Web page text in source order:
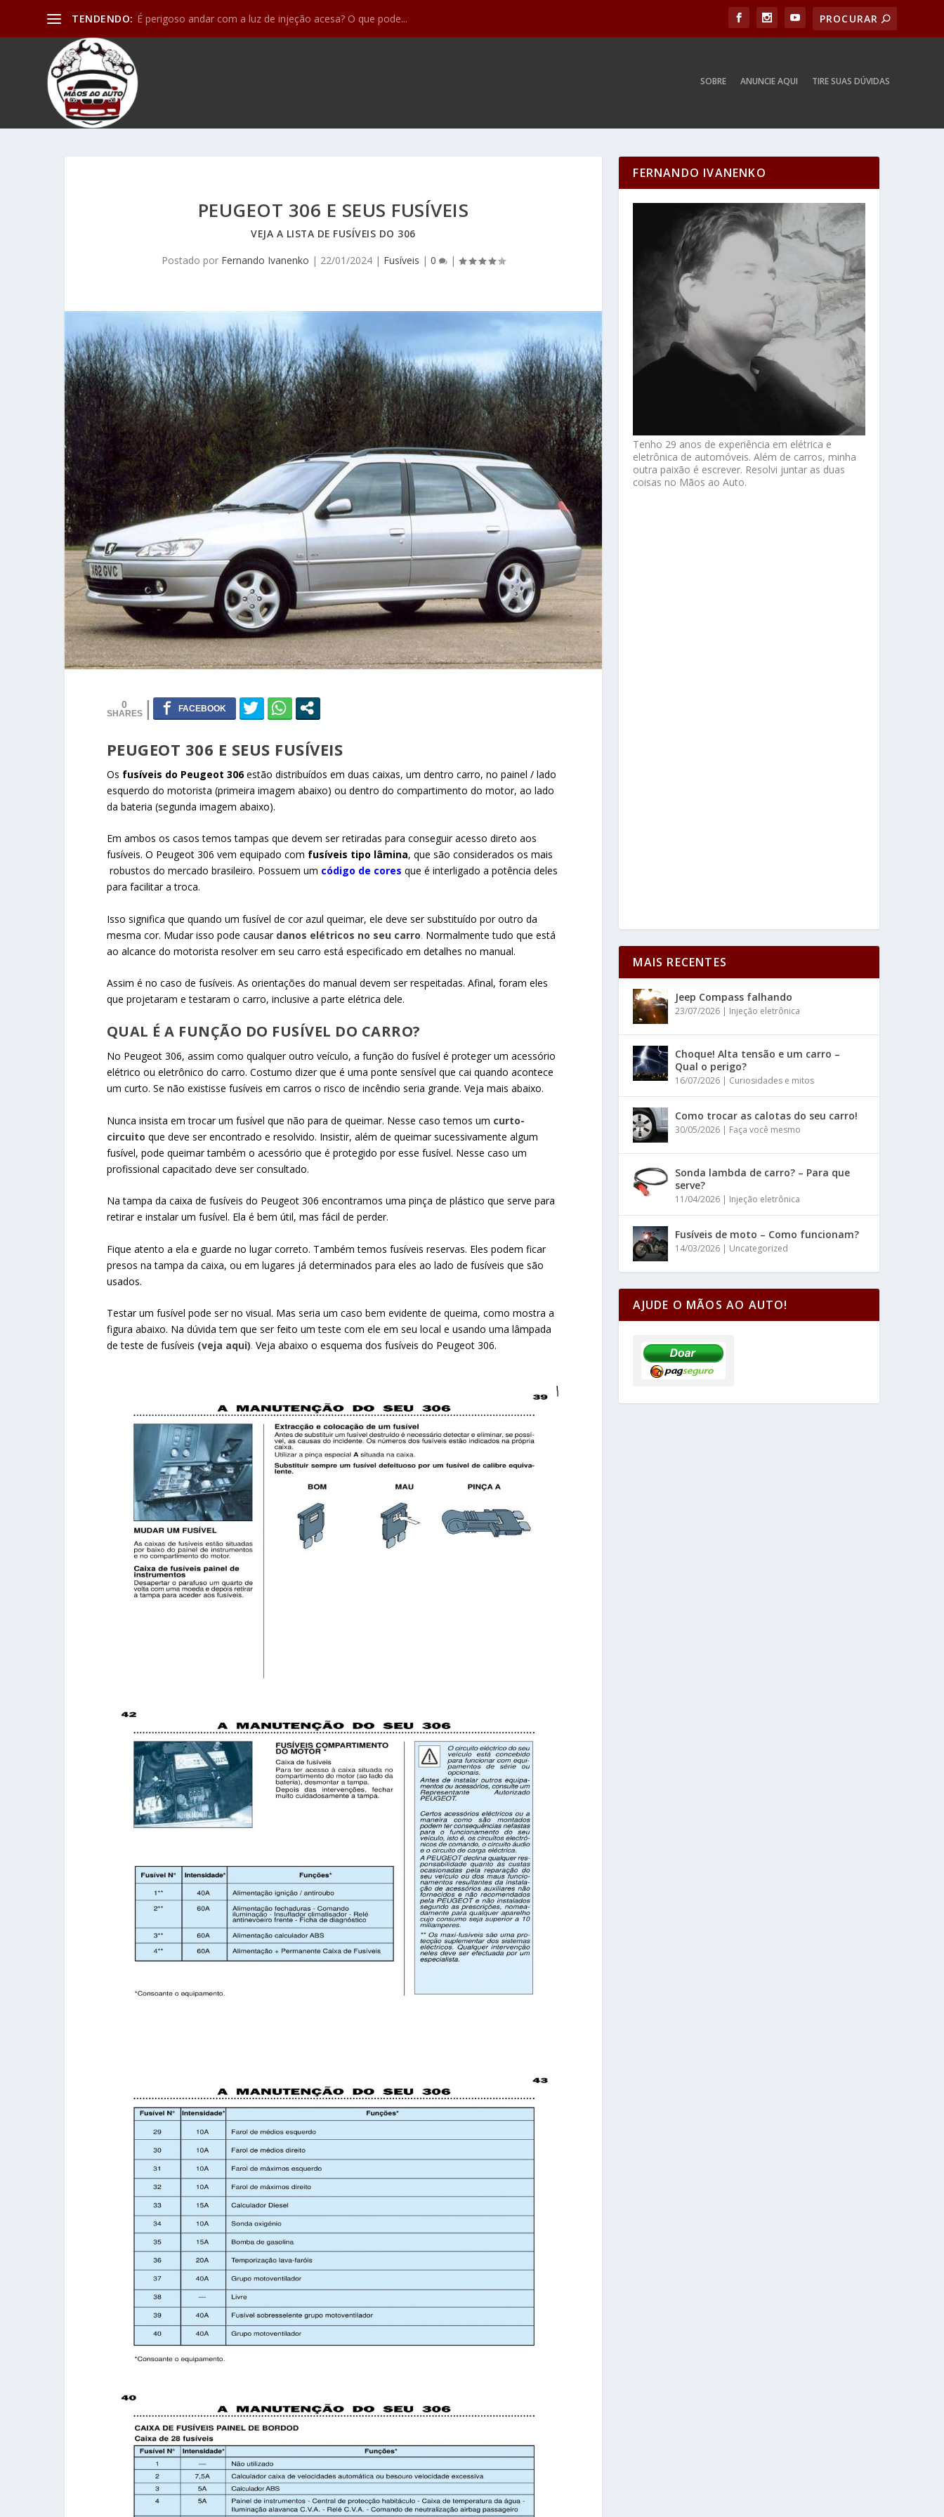
TENDENDO: Motor de partida (ou arranque) e os defeitos mais comun...
SOBRE ANUNCIE AQUI TIRE SUAS DÚVIDAS
PEUGEOT 306 E SEUS FUSÍVEIS
VEJA A LISTA DE FUSÍVEIS DO 306
Postado por Fernando Ivanenko | 22/01/2024| Fusíveis | 0 |
0
PEUGEOT 306 E SEUS FUSÍVEIS
Os fusíveis do Peugeot 306estão distribuídos em duas caixas, um dentro carro, no painel / lado
esquerdo do motorista (primeira imagem abaixo) ou dentro do compartimento do motor, ao lado
da bateria (segunda imagem abaixo).
Em ambos os casos temos tampas que devem ser retiradas para conseguir acesso direto aos
fusíveis. O Peugeot 306 vem equipado com fusíveis tipo lâmina, que são considerados os mais
robustos do mercado brasileiro. Possuem um código de cores que é interligado a potência deles
para facilitar a troca.
Isso significa que quando um fusível de cor azul queimar, ele deve ser substituído por outro da
mesma cor. Mudar isso pode causardanos elétricos no seu carro. Normalmente tudo que está
ao alcance do motorista resolver em seu carro está especificado em detalhes no manual.
Assim é no caso de fusíveis. As orientações do manual devem ser respeitadas. Afinal, foram eles
que projetaram e testaram o carro, inclusive a parte elétrica dele.
QUAL É A FUNÇÃO DO FUSÍVEL DO CARRO?
No Peugeot 306, assim como qualquer outro veículo, a função do fusível é proteger um acessório
elétrico ou eletrônico do carro. Costumo dizer que é uma ponte sensível que cai quando acontece
um curto. Se não existisse fusíveis em carros o risco de incêndio seria grande. Veja mais abaixo.
Nunca insista em trocar um fusível que não para de queimar. Nesse caso temos um curto-
circuito que deve ser encontrado e resolvido. Insistir, além de queimar sucessivamente algum
fusível, pode queimar também o acessório que é protegido por esse fusível. Nesse caso um
profissional capacitado deve ser consultado.
Na tampa da caixa de fusíveis do Peugeot 306 encontramos uma pinça de plástico que serve para
retirar e instalar um fusível. Ela é bem útil, mas fácil de perder.
Fique atento a ela e guarde no lugar correto. Também temos fusíveis reservas. Eles podem ficar
presos na tampa da caixa, ou em lugares já determinados para eles ao lado de fusíveis que são
usados.
Testar um fusível pode ser no visual. Mas seria um caso bem evidente de queima, como mostra a
figura abaixo. Na dúvida tem que ser feito um teste com ele em seu local e usando uma lâmpada
de teste de fusíveis (veja aqui). Veja abaixo o esquema dos fusíveis do Peugeot 306.
FERNANDO IVANENKO
Tenho 29 anos de experiência em elétrica e
eletrônica de automóveis. Além de carros, minha
outra paixão é escrever. Resolvi juntar as duas
coisas no Mãos ao Auto.
MAIS RECENTES
Jeep Compass falhando
23/07/2026 | Injeção eletrônica
Choque! Alta tensão e um carro –
Qual o perigo?
16/07/2026 | Curiosidades e mitos
Como trocar as calotas do seu carro!
30/05/2026 | Faça você mesmo
Sonda lambda de carro? – Para que
serve?
11/04/2026 | Injeção eletrônica
Fusíveis de moto – Como funcionam?
14/03/2026 | Uncategorized
AJUDE O MÃOS AO AUTO!